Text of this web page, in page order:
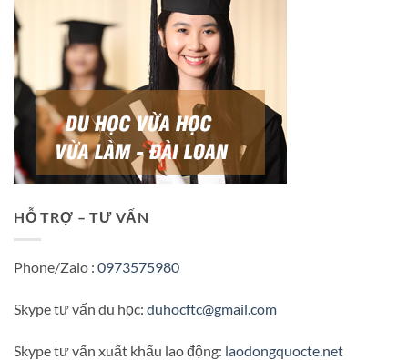
HỖ TRỢ – TƯ VẤN
Phone/Zalo : 0973575980
Skype tư vấn du học: duhocftc@gmail.com
Skype tư vấn xuất khẩu lao động: laodongquocte.net